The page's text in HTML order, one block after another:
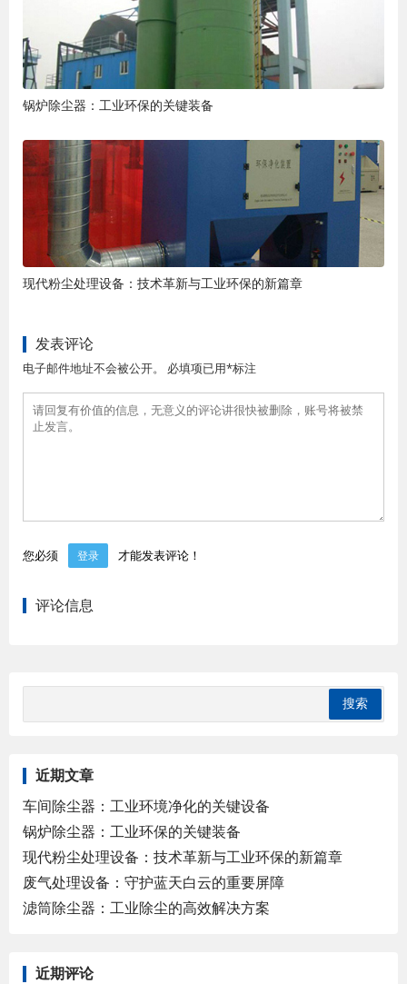
锅炉除尘器：工业环保的关键装备
现代粉尘处理设备：技术革新与工业环保的新篇章
发表评论
电子邮件地址不会被公开。 必填项已用*标注
您必须 登录 才能发表评论！
评论信息
近期文章
车间除尘器：工业环境净化的关键设备
锅炉除尘器：工业环保的关键装备
现代粉尘处理设备：技术革新与工业环保的新篇章
废气处理设备：守护蓝天白云的重要屏障
滤筒除尘器：工业除尘的高效解决方案
近期评论